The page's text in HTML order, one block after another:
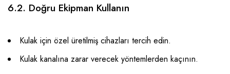
6.2. Doğru Ekipman Kullanın
Kulak için özel üretilmiş cihazları tercih edin.
Kulak kanalına zarar verecek yöntemlerden kaçının.